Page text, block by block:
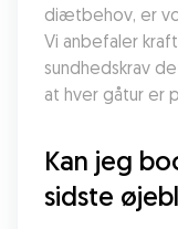
diætbehov, er
Vi anbefaler
sundhedskrav
at hver gåtur er
Kan jeg
sidste